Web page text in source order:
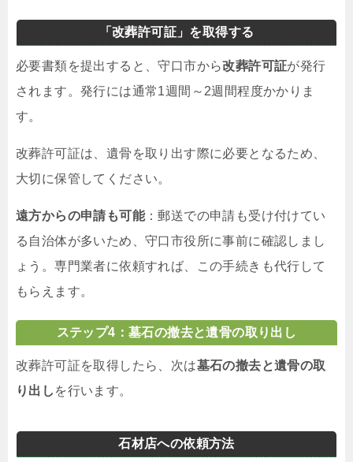
「改葬許可証」を取得する
必要書類を提出すると、守口市から改葬許可証が発行
されます。発行には通常1週間～2週間程度かかりま
す。
改葬許可証は、遺骨を取り出す際に必要となるため、
大切に保管してください。
遠方からの申請も可能：郵送での申請も受け付けてい
る自治体が多いため、守口市役所に事前に確認しまし
ょう。専門業者に依頼すれば、この手続きも代行して
もらえます。
ステップ4：墓石の撤去と遺骨の取り出し
改葬許可証を取得したら、次は墓石の撤去と遺骨の取
り出し を行います。
石材店への依頼方法